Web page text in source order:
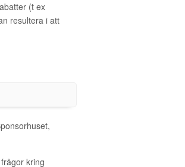
(t ex
resultera i att
kring